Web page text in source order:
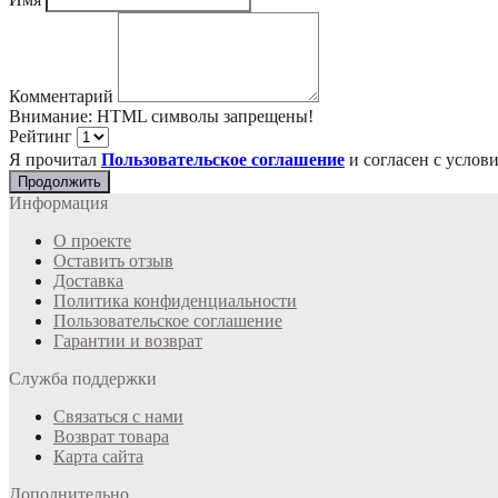
Комментарий
Внимание: HTML символы запрещены!
Рейтинг
Я прочитал Пользовательское соглашение и согласен с
Продолжить
Информация
О проекте
Оставить отзыв
Доставка
Политика конфиденциальности
Пользовательское соглашение
Гарантии и возврат
Служба поддержки
Связаться с нами
Возврат товара
Карта сайта